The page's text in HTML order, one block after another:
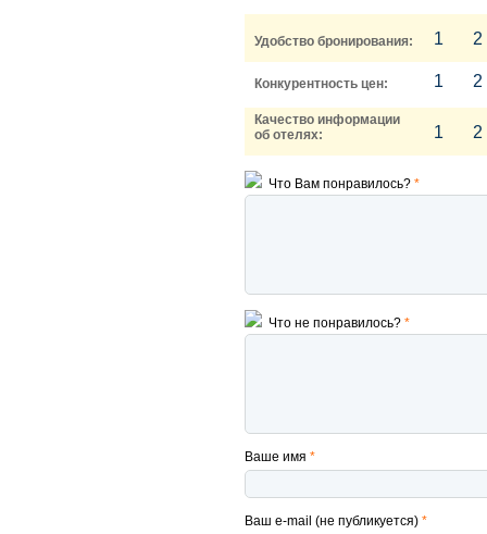
Удобство бронирования: 1 2
Конкурентность цен: 1 2
Качество информации
об отелях:
1 2
Что Вам понравилось? *
Что не понравилось? *
Ваше имя *
Ваш e-mail (не публикуется) *